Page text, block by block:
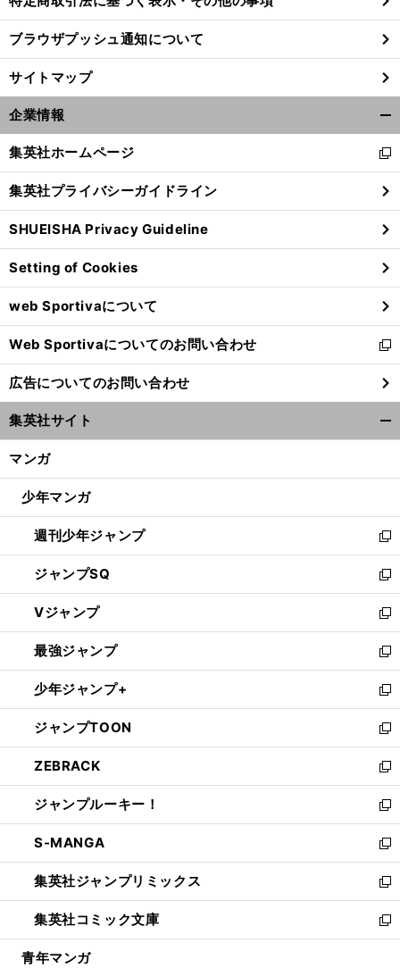
ブラウザプッシュ通知について
サイトマップ
企業情報
閉
る
集英社ホームページ
新
し
い
ウ
ィ
ン
ド
ウ
で
開
く
集英社プライバシーガイドライン
SHUEISHA Privacy Guideline
Setting of Cookies
web Sportivaについて
Web Sportivaについてのお問い合わせ
新
し
い
ウ
ィ
ン
ウ
開
く
広告についてのお問い合わせ
集英社サイト
マンガ
少年マンガ
週刊少年ジャンプ
新
し
い
ウ
ィ
ン
ド
ウ
で
開
く
ジャンプSQ
新
し
い
ウ
ィ
ン
ド
ウ
で
開
く
Vジャンプ
新
し
い
ウ
ィ
ン
ド
ウ
で
開
く
最強ジャンプ
新
し
い
ウ
ィ
ン
ド
ウ
で
開
く
少年ジャンプ+
新
し
い
ウ
ィ
ン
ド
ウ
で
開
く
ジャンプTOON
新
し
い
ウ
ィ
ン
ド
ウ
で
開
く
ZEBRACK
新
し
い
ウ
ィ
ン
ド
ウ
で
開
ジャンプルーキー！
新
し
い
ウ
ィ
ン
ド
ウ
S-MANGA
新
し
い
ウ
ィ
ン
集英社ジャンプリミックス
新
し
い
ウ
集英社コミック文庫
新
し
青年マンガ